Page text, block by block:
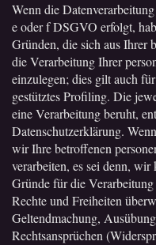
Wenn die
e oder f DSGVO erfolgt,
Gründen, die sich aus Ihrer
die Verarbeitung Ihrer
einzulegen; dies gilt auch
gestütztes Profiling. Die
eine Verarbeitung beruht,
Datenschutzerklärung.
wir Ihre betroffenen
verarbeiten, es sei denn,
Gründe für die
Rechte und Freiheiten
Geltendmachung,
Rechtsansprüchen